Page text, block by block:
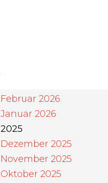
Februar 2026
Januar 2026
2025
Dezember 2025
November 2025
Oktober 2025